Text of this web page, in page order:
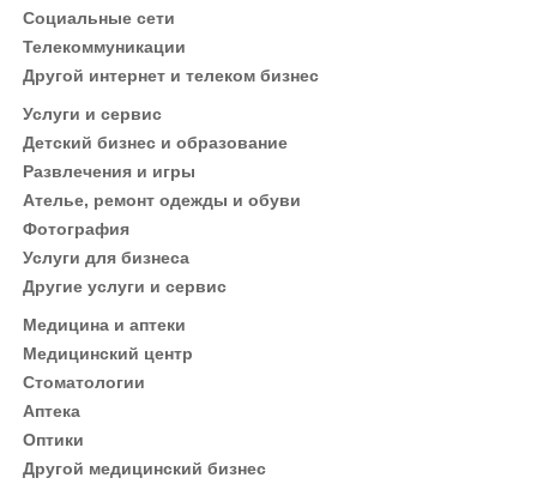
Социальные сети
Телекоммуникации
Другой интернет и телеком бизнес
Услуги и сервис
Детский бизнес и образование
Развлечения и игры
Ателье, ремонт одежды и обуви
Фотография
Услуги для бизнеса
Другие услуги и сервис
Медицина и аптеки
Медицинский центр
Стоматологии
Аптека
Оптики
Другой медицинский бизнес